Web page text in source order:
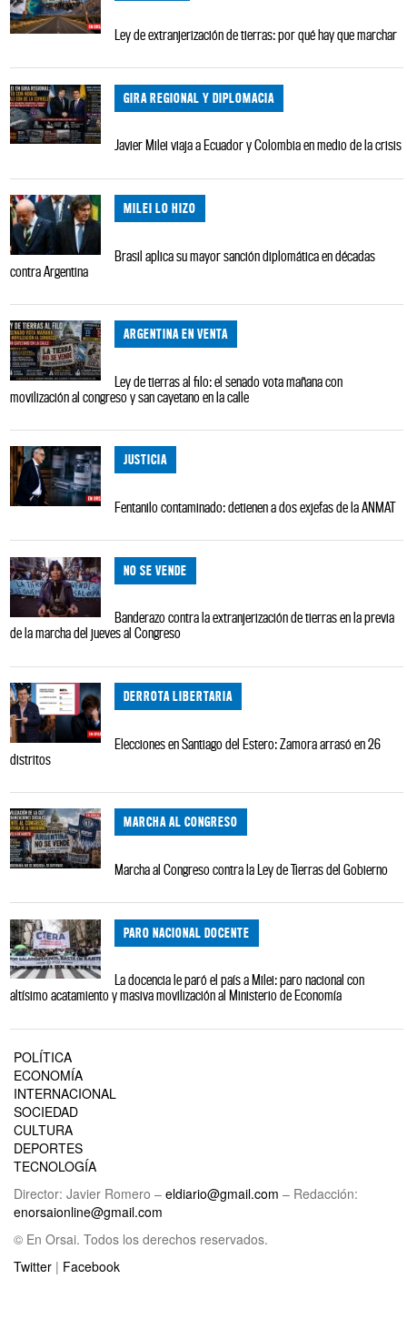
Ley de extranjerización de tierras: por qué hay que marchar
GIRA REGIONAL Y DIPLOMACIA
Javier Milei viaja a Ecuador y Colombia en medio de la crisis
MILEI LO HIZO
Brasil aplica su mayor sanción diplomática en décadas
contra Argentina
ARGENTINA EN VENTA
Ley de tierras al filo: el senado vota mañana con
movilización al congreso y san cayetano en la calle
JUSTICIA
Fentanilo contaminado: detienen a dos exjefas de la ANMAT
NO SE VENDE
Banderazo contra la extranjerización de tierras en la previa
de la marcha del jueves al Congreso
DERROTA LIBERTARIA
Elecciones en Santiago del Estero: Zamora arrasó en 26
distritos
MARCHA AL CONGRESO
Marcha al Congreso contra la Ley de Tierras del Gobierno
PARO NACIONAL DOCENTE
La docencia le paró el país a Milei: paro nacional con
altísimo acatamiento y masiva movilización al Ministerio de Economía
POLÍTICA
ECONOMÍA
INTERNACIONAL
SOCIEDAD
CULTURA
DEPORTES
TECNOLOGÍA
Director: Javier Romero – eldiario@gmail.com – Redacción:
enorsaionline@gmail.com
© En Orsai. Todos los derechos reservados.
Twitter | Facebook